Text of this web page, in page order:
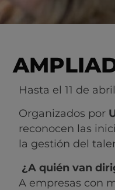
Hasta el 11 de
Organizados por
reconocen las
la gestión del
¿A quién van
A empresas con